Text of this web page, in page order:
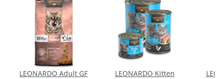
LEONARDO Adult GF
LEONARDO Kitten